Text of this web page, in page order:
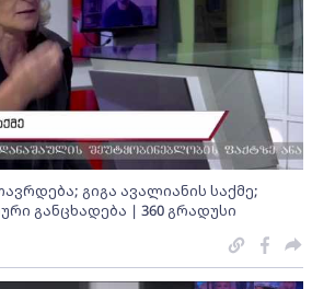
გიგა ავალიანის საქმე;
განცხადება | 360 გრადუსი